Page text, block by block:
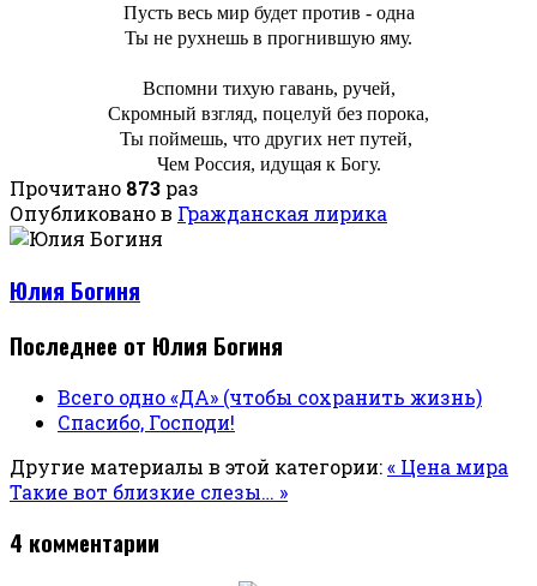
Пусть весь мир будет против - одна
Ты не рухнешь в прогнившую яму.
Вспомни тихую гавань, ручей,
Скромный взгляд, поцелуй без порока,
Ты поймешь, что других нет путей,
Чем Россия, идущая к Богу.
Прочитано 873 раз
Опубликовано в Гражданская лирика
Юлия Богиня
Последнее от Юлия Богиня
Всего одно «ДА» (чтобы сохранить жизнь)
Спасибо, Господи!
Другие материалы в этой категории:« Цена мира
Такие вот близкие слезы… »
4 комментарии